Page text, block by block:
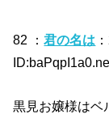
82 ：君の名は
黒見お嬢様はベ